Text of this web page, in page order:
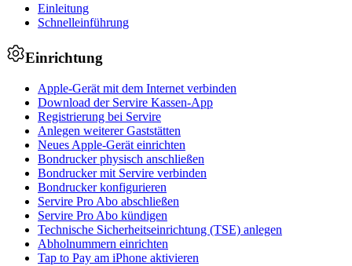
Einleitung
Schnelleinführung
Einrichtung
Apple-Gerät mit dem Internet verbinden
Download der Servire Kassen-App
Registrierung bei Servire
Anlegen weiterer Gaststätten
Neues Apple-Gerät einrichten
Bondrucker physisch anschließen
Bondrucker mit Servire verbinden
Bondrucker konfigurieren
Servire Pro Abo abschließen
Servire Pro Abo kündigen
Technische Sicherheitseinrichtung (TSE) anlegen
Abholnummern einrichten
Tap to Pay am iPhone aktivieren